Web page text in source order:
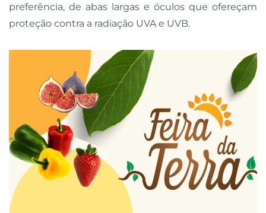
preferência, de abas largas e óculos que ofereçam
proteção contra a radiação UVA e UVB.